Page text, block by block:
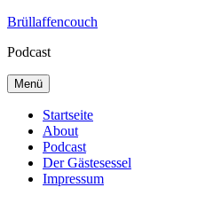
Zum
springen
Brüllaffencouch
Podcast
Menü
Startseite
About
Podcast
Der Gästesessel
Impressum